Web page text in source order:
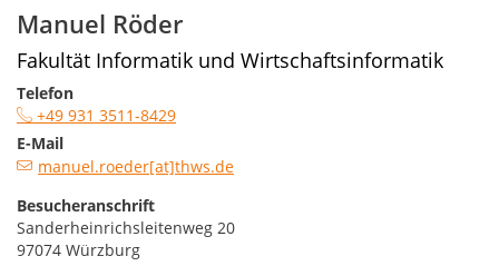
Manuel Röder
Fakultät Informatik und Wirtschaftsinformatik
Telefon
+49 931 3511-8429
E-Mail
manuel.roeder[at]thws.de
Besucheranschrift
Sanderheinrichsleitenweg 20
97074 Würzburg